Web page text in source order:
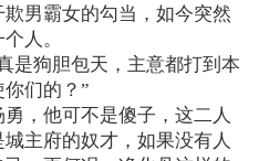
男霸女的勾当，如今突然
人。
狗胆包天，主意都打到本
们的？”
，他可不是傻子，这二人
主府的奴才，如果没有人